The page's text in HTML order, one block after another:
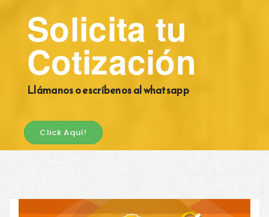
Solicita tu
Cotización
Llámanos o escríbenos al whatsapp
Click Aquí!